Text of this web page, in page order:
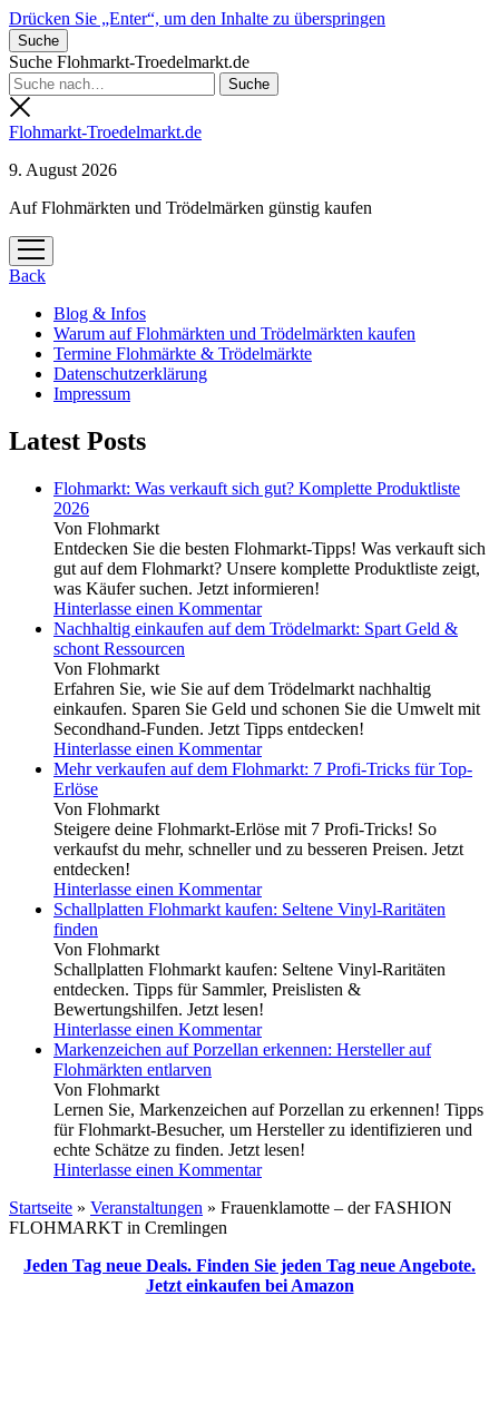
Drücken Sie „Enter“, um den Inhalte zu überspringen
Suche
Suche Flohmarkt-Troedelmarkt.de
Flohmarkt-Troedelmarkt.de
9. August 2026
Auf Flohmärkten und Trödelmärken günstig kaufen
Menü
öffnen
Back
Blog & Infos
Warum auf Flohmärkten und Trödelmärkten kaufen
Termine Flohmärkte & Trödelmärkte
Datenschutzerklärung
Impressum
Latest Posts
Flohmarkt: Was verkauft sich gut? Komplette Produktliste
2026
Von Flohmarkt
Entdecken Sie die besten Flohmarkt-Tipps! Was verkauft sich
gut auf dem Flohmarkt? Unsere komplette Produktliste zeigt,
was Käufer suchen. Jetzt informieren!
Hinterlasse einen Kommentar
Nachhaltig einkaufen auf dem Trödelmarkt: Spart Geld &
schont Ressourcen
Von Flohmarkt
Erfahren Sie, wie Sie auf dem Trödelmarkt nachhaltig
einkaufen. Sparen Sie Geld und schonen Sie die Umwelt mit
Secondhand-Funden. Jetzt Tipps entdecken!
Hinterlasse einen Kommentar
Mehr verkaufen auf dem Flohmarkt: 7 Profi-Tricks für Top-
Erlöse
Von Flohmarkt
Steigere deine Flohmarkt-Erlöse mit 7 Profi-Tricks! So
verkaufst du mehr, schneller und zu besseren Preisen. Jetzt
entdecken!
Hinterlasse einen Kommentar
Schallplatten Flohmarkt kaufen: Seltene Vinyl-Raritäten
finden
Von Flohmarkt
Schallplatten Flohmarkt kaufen: Seltene Vinyl-Raritäten
entdecken. Tipps für Sammler, Preislisten &
Bewertungshilfen. Jetzt lesen!
Hinterlasse einen Kommentar
Markenzeichen auf Porzellan erkennen: Hersteller auf
Flohmärkten entlarven
Von Flohmarkt
Lernen Sie, Markenzeichen auf Porzellan zu erkennen! Tipps
für Flohmarkt-Besucher, um Hersteller zu identifizieren und
echte Schätze zu finden. Jetzt lesen!
Hinterlasse einen Kommentar
Startseite » Veranstaltungen » Frauenklamotte – der FASHION
FLOHMARKT in Cremlingen
Jeden Tag neue Deals. Finden Sie jeden Tag neue Angebote.
Jetzt einkaufen bei Amazon